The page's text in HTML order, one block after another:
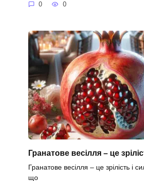
0 0
Гранатове весілля – це
Гранатове весілля – це зрілість і
що